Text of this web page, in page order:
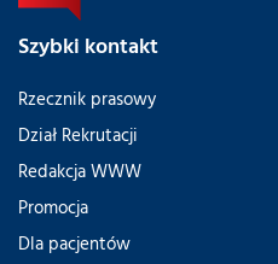
Szybki kontakt
Rzecznik prasowy
Dział Rekrutacji
Redakcja WWW
Promocja
Dla pacjentów